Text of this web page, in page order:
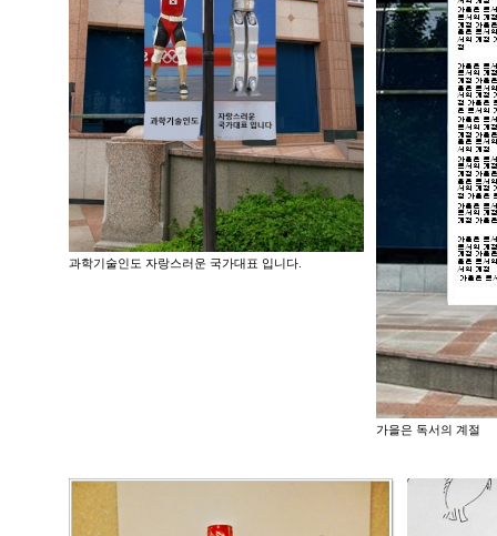
과학기술인도 자랑스러운 국가대표 입니다.
가을은 독서의 계절